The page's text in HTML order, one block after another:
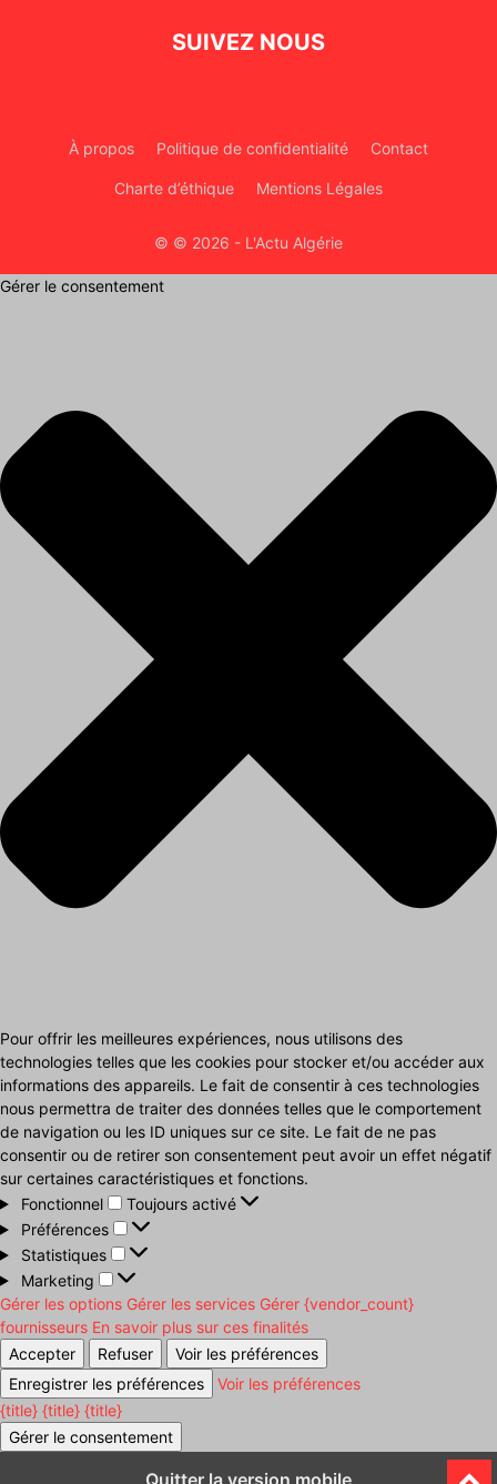
SUIVEZ NOUS
À propos Politique de confidentialité Contact
Charte d’éthique Mentions Légales
© © 2026 - L'Actu Algérie
Gérer le consentement
Pour offrir les meilleures expériences, nous utilisons des
technologies telles que les cookies pour stocker et/ou accéder aux
informations des appareils. Le fait de consentir à ces technologies
nous permettra de traiter des données telles que le comportement
de navigation ou les ID uniques sur ce site. Le fait de ne pas
consentir ou de retirer son consentement peut avoir un effet négatif
sur certaines caractéristiques et fonctions.
Fonctionnel
Fonctionnel
Toujours activé
Préférences
Préférences
Statistiques
Statistiques
Marketing
Marketing
Gérer les options Gérer les services Gérer {vendor_count}
fournisseurs En savoir plus sur ces finalités
Accepter
Refuser
Voir les préférences
Enregistrer les préférences
Voir les préférences
{title} {title} {title}
Gérer le consentement
Quitter la version mobile